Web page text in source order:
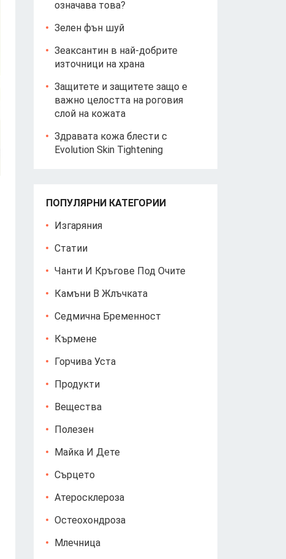
означава това?
Зелен фън шуй
Зеаксантин в най-добрите
източници на храна
Защитете и защитете защо е
важно целостта на роговия
слой на кожата
Здравата кожа блести с
Evolution Skin Tightening
ПОПУЛЯРНИ КАТЕГОРИИ
Изгаряния
Статии
Чанти И Кръгове Под Очите
Камъни В Жлъчката
Седмична Бременност
Кърмене
Горчива Уста
Продукти
Вещества
Полезен
Майка И Дете
Сърцето
Атеросклероза
Остеохондроза
Млечница